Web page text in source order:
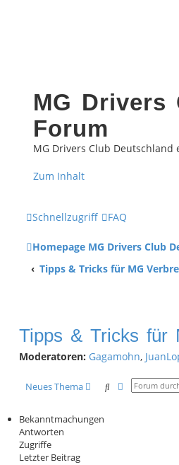
MG Drivers
Forum
MG Drivers Club Deutschland
Zum Inhalt
Schnellzugriff FAQ
Homepage MG Drivers Club
Tipps & Tricks für MG
Tipps & Tricks für
Moderatoren: Gagamohn,
Neues Thema SucheErweiterte
Bekanntmachungen
Antworten
Zugriffe
Letzter Beitrag